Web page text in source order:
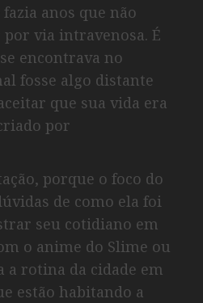
anos que não
via intravenosa. É
encontrava no
fosse algo distante
que sua vida era
por
porque o foco do
de como ela foi
seu cotidiano em
o anime do Slime ou
a rotina da cidade em
estão habitando a